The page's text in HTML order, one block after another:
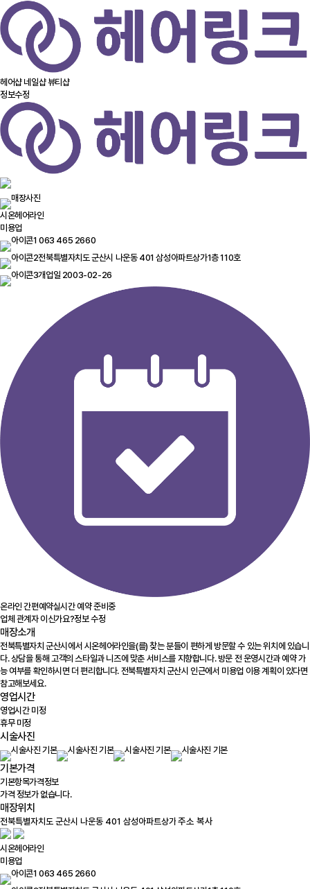
헤어샵 네일샵뷰티샵
정보수정
시온헤어라인
미용업
063 465 2660
전북특별자치도 군산시 나운동 401 삼성아파트상가1층 110호
개업일 2003-02-26
온라인 간편예약실시간 예약 준비중
업체 관계자 이신가요?정보 수정
매장소개
전북특별자치 군산시에서 시온헤어라인을(를) 찾는 분들이 편하게 방문할 수 있는 위치에 있습니
다. 상담을 통해 고객의 스타일과 니즈에 맞춘 서비스를 지향합니다. 방문 전 운영시간과 예약 가
능 여부를 확인하시면 더 편리합니다. 전북특별자치 군산시 인근에서 미용업 이용 계획이 있다면
참고해보세요.
영업시간
영업시간 미정
휴무 미정
시술사진
기본가격
기본항목가격정보
가격 정보가 없습니다.
매장위치
주소 복사
시온헤어라인
미용업
063 465 2660